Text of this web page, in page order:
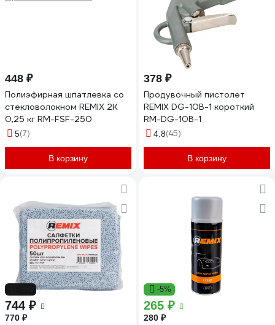
448 ₽
Полиэфирная шпатлевка со
стекловолокном REMIX 2К
0,25 кг RM-FSF-250
5(7)
В корзину
378 ₽
Продувочный пистолет
REMIX DG-10B-1 короткий
RM-DG-10B-1
4.8(45)
В корзину
744 ₽
770 ₽
-5%
265 ₽
280 ₽